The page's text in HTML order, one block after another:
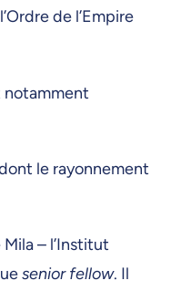
de l’Empire
notamment
le rayonnement
– l’Institut
senior fellow. Il